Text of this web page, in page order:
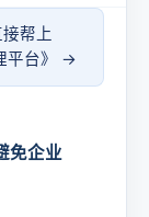
帮上
平台》 →
免企业